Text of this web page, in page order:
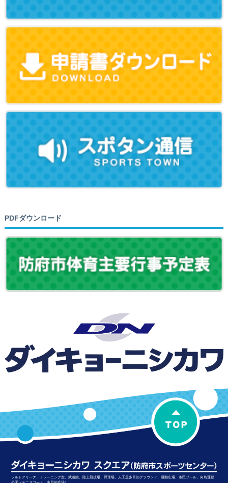
PDFダウンロード
ソルトアリーナ、トレーニング室、武道館、陸上競技場、野球場、人工芝多目的グラウンド、運動広場、市民プール、向島運動